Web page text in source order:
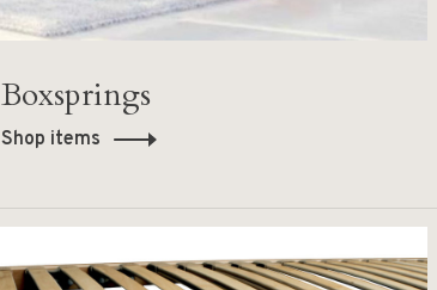
Boxsprings
Shop items